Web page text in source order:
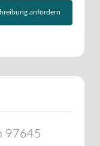
anfordern
97645